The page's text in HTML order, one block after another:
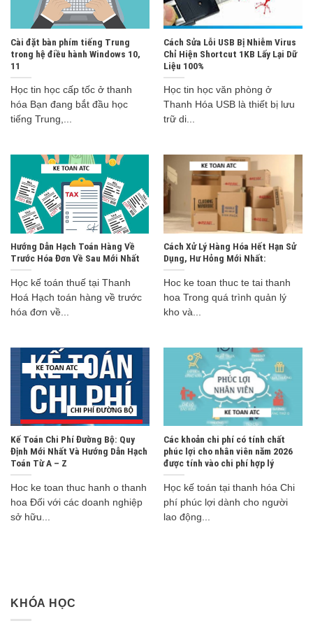
Cài đặt bàn phím tiếng Trung
trong hệ điều hành Windows 10,
11
Học tin học cấp tốc ở thanh
hóa Bạn đang bắt đầu học
tiếng Trung,...
Cách Sửa Lỗi USB Bị Nhiễm Virus
Chỉ Hiện Shortcut 1KB Lấy Lại Dữ
Liệu 100%
Học tin học văn phòng ở
Thanh Hóa USB là thiết bị lưu
trữ di...
Hướng Dẫn Hạch Toán Hàng Về
Trước Hóa Đơn Về Sau Mới Nhất
Học kế toán thuế tại Thanh
Hoá Hạch toán hàng về trước
hóa đơn về...
Cách Xử Lý Hàng Hóa Hết Hạn Sử
Dụng, Hư Hỏng Mới Nhất:
Hoc ke toan thuc te tai thanh
hoa Trong quá trình quản lý
kho và...
Kế Toán Chi Phí Đường Bộ: Quy
Định Mới Nhất Và Hướng Dẫn Hạch
Toán Từ A – Z
Hoc ke toan thuc hanh o thanh
hoa Đối với các doanh nghiệp
sở hữu...
Các khoản chi phí có tính chất
phúc lợi cho nhân viên năm 2026
được tính vào chi phí hợp lý
Học kế toán tại thanh hóa Chi
phí phúc lợi dành cho người
lao động...
KHÓA HỌC